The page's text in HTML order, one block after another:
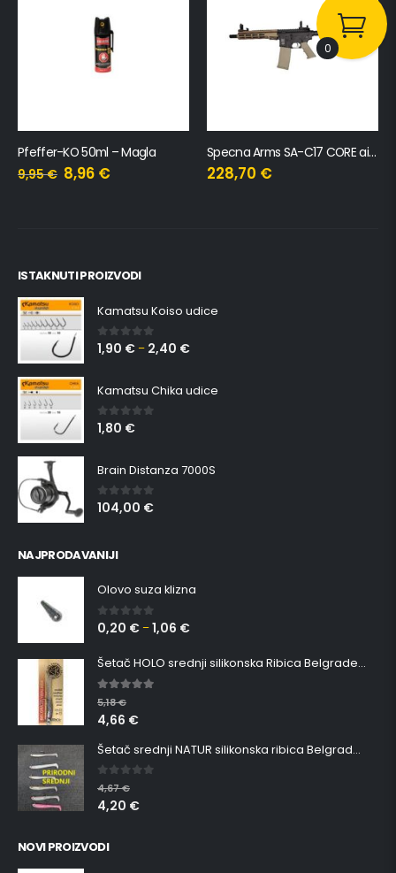
Pfeffer-KO 50ml – Magla
9,95€ 8,96 €
Specna Arms SA-C17 CORE airsoft replika
228,70 €
ISTAKNUTI PROIZVODI
Kamatsu Koiso udice
0 out of 5
1,90 € – 2,40 €
Kamatsu Chika udice
0 out of 5
1,80 €
Brain Distanza 7000S
0out of 5
104,00 €
NAJPRODAVANIJI
Olovo suza klizna
0 out of 5
0,20 € –1,06 €
Šetač HOLO srednji silikonska Ribica Belgrade Walker
5.00out of 5
5,18€
4,66 €
Šetač srednji NATUR silikonska ribica Belgrade Walker
0 out of 5
4,67€
4,20 €
NOVI PROIZVODI
0